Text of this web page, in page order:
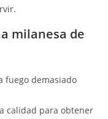
milanesa de
fuego demasiado
calidad para obtener